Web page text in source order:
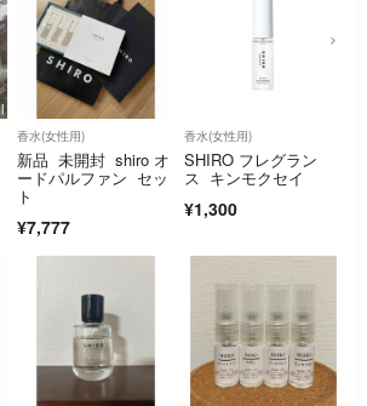
香水(女性用)
新品 未開封 shiro オ
ードパルファン セッ
ト
¥7,777
香水(女性用)
SHIRO フレグラン
ス キンモクセイ
¥1,300